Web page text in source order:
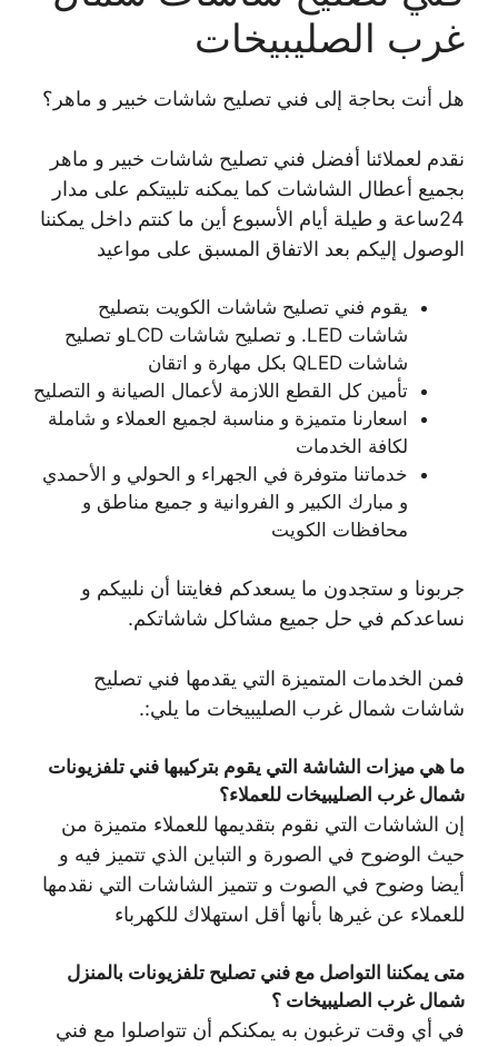
غرب الصليبيخات
هل أنت بحاجة إلى فني تصليح شاشات خبير و ماهر؟
نقدم لعملائنا أفضل فني تصليح شاشات خبير و ماهر
بجميع أعطال الشاشات كما يمكنه تلبيتكم على مدار
24ساعة و طيلة أيام الأسبوع أين ما كنتم داخل يمكننا
الوصول إليكم بعد الاتفاق المسبق على مواعيد
يقوم فني تصليح شاشات الكويت بتصليح
شاشات LED. و تصليح شاشات LCDو تصليح
شاشات QLED بكل مهارة و اتقان
تأمين كل القطع اللازمة لأعمال الصيانة و التصليح
اسعارنا متميزة و مناسبة لجميع العملاء و شاملة
لكافة الخدمات
خدماتنا متوفرة في الجهراء و الحولي و الأحمدي
و مبارك الكبير و الفروانية و جميع مناطق و
محافظات الكويت
جربونا و ستجدون ما يسعدكم فغايتنا أن نلبيكم و
نساعدكم في حل جميع مشاكل شاشاتكم.
فمن الخدمات المتميزة التي يقدمها فني تصليح
شاشات شمال غرب الصليبيخات ما يلي:.
ما هي ميزات الشاشة التي يقوم بتركيبها فني تلفزيونات
شمال غرب الصليبيخات للعملاء؟
إن الشاشات التي نقوم بتقديمها للعملاء متميزة من
حيث الوضوح في الصورة و التباين الذي تتميز فيه و
أيضا وضوح في الصوت و تتميز الشاشات التي نقدمها
للعملاء عن غيرها بأنها أقل استهلاك للكهرباء
متى يمكننا التواصل مع فني تصليح تلفزيونات بالمنزل
شمال غرب الصليبيخات ؟
في أي وقت ترغبون به يمكنكم أن تتواصلوا مع فني